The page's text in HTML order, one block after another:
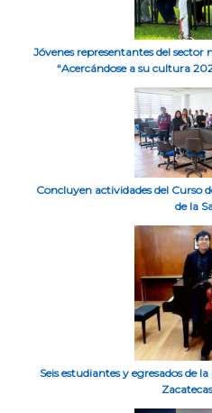
Jóvenes representantes del
“Acercándose a su cultura
Concluyen actividades del Curso
de la
Seis estudiantes y egresados de